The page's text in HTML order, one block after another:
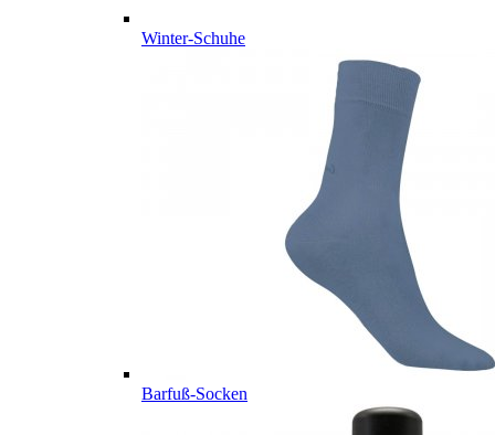
Winter-Schuhe
Barfuß-Socken